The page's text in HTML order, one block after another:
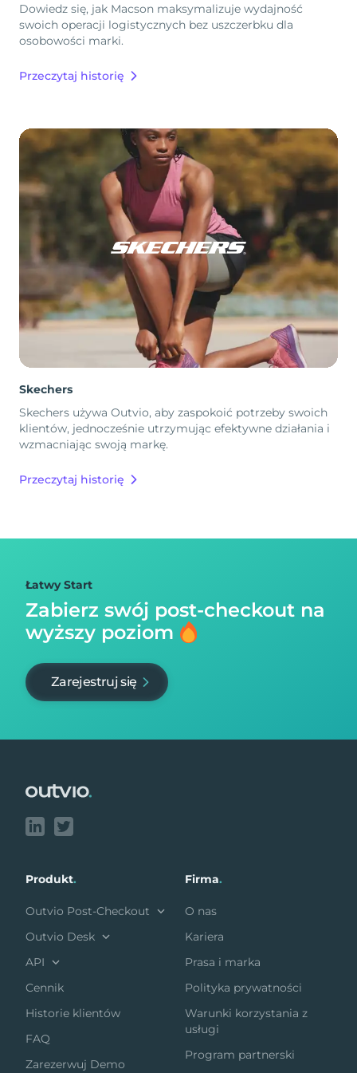
Dowiedz się, jak Macson maksymalizuje wydajność
swoich operacji logistycznych bez uszczerbku dla
osobowości marki.
Przeczytaj historię
Skechers
Skechers używa Outvio, aby zaspokoić potrzeby swoich
klientów, jednocześnie utrzymując efektywne działania i
wzmacniając swoją markę.
Przeczytaj historię
Łatwy Start
Zabierz swój post-checkout na
wyższy poziom
Zarejestruj się
Produkt.
Outvio Post-Checkout
Outvio Desk
API
Cennik
Historie klientów
FAQ
Zarezerwuj Demo
Firma.
O nas
Kariera
Prasa i marka
Polityka prywatności
Warunki korzystania z
usługi
Program partnerski